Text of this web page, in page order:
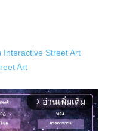
Street Art
Art
arrow_forward_ios อ่านเพิ่มเติม